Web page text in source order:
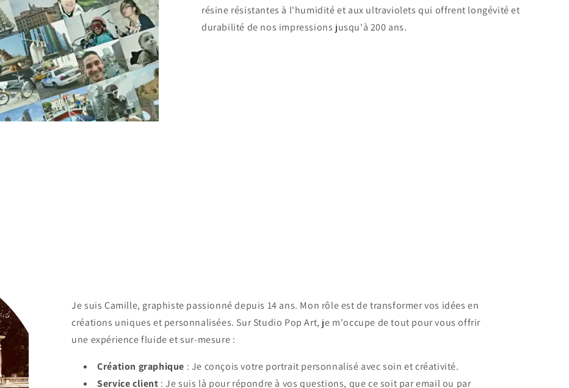
résine résistantes à l'humidité et aux ultraviolets qui offrent longévité et
durabilité de nos impressions jusqu'à 200 ans.
Je suis Camille, graphiste passionné depuis 14 ans. Mon rôle est de transformer vos idées en
créations uniques et personnalisées. Sur Studio Pop Art, je m'occupe de tout pour vous offrir
une expérience fluide et sur-mesure :
Création graphique : Je conçois votre portrait personnalisé avec soin et créativité.
Service client : Je suis là pour répondre à vos questions, que ce soit par email ou par